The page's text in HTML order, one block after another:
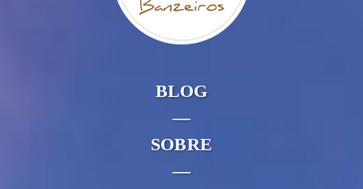
BLOG
—
SOBRE
—